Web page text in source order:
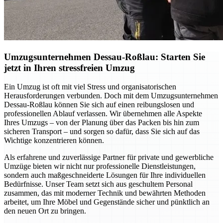
Umzugsunternehmen Dessau-Roßlau: Starten Sie
jetzt in Ihren stressfreien Umzug
Ein Umzug ist oft mit viel Stress und organisatorischen
Herausforderungen verbunden. Doch mit dem Umzugsunternehmen
Dessau-Roßlau können Sie sich auf einen reibungslosen und
professionellen Ablauf verlassen. Wir übernehmen alle Aspekte
Ihres Umzugs – von der Planung über das Packen bis hin zum
sicheren Transport – und sorgen so dafür, dass Sie sich auf das
Wichtige konzentrieren können.
Als erfahrene und zuverlässige Partner für private und gewerbliche
Umzüge bieten wir nicht nur professionelle Dienstleistungen,
sondern auch maßgeschneiderte Lösungen für Ihre individuellen
Bedürfnisse. Unser Team setzt sich aus geschultem Personal
zusammen, das mit moderner Technik und bewährten Methoden
arbeitet, um Ihre Möbel und Gegenstände sicher und pünktlich an
den neuen Ort zu bringen.